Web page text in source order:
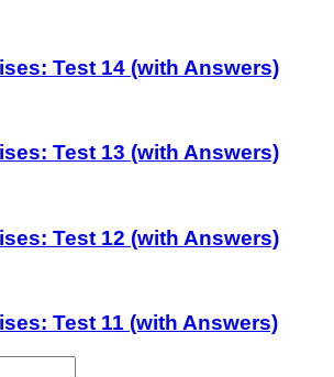
Test 14 (with Answers)
Test 13 (with Answers)
Test 12 (with Answers)
Test 11 (with Answers)